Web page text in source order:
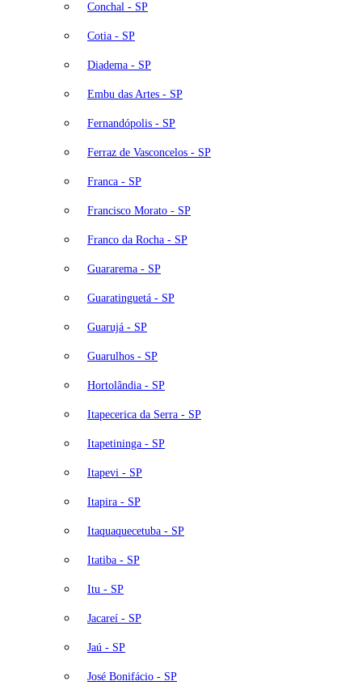
Conchal - SP
Cotia - SP
Diadema - SP
Embu das Artes - SP
Fernandópolis - SP
Ferraz de Vasconcelos - SP
Franca - SP
Francisco Morato - SP
Franco da Rocha - SP
Guararema - SP
Guaratinguetá - SP
Guarujá - SP
Guarulhos - SP
Hortolândia - SP
Itapecerica da Serra - SP
Itapetininga - SP
Itapevi - SP
Itapira - SP
Itaquaquecetuba - SP
Itatiba - SP
Itu - SP
Jacareí - SP
Jaú - SP
José Bonifácio - SP